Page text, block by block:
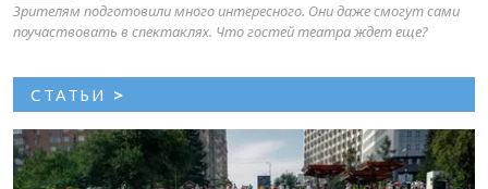
Зрителям подготовили много интересного. Они даже смогут сами
поучаствовать в спектаклях. Что гостей театра ждет еще?
СТАТЬИ >